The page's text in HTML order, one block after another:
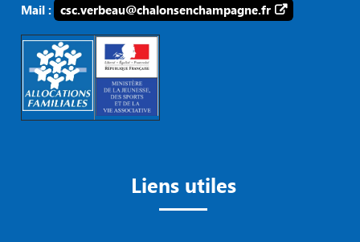
Mail : csc.verbeau@chalonsenchampagne.fr
Liens utiles